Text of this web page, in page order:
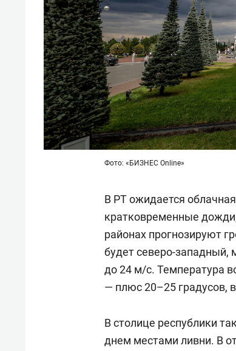
Фото: «БИЗНЕС Online»
В РТ ожидается
кратковременные
районах прогнозируют
будет северо-
до 24 м/с. Температура
— плюс 20–25 градусов,
В столице республики
днем местами ливни. В